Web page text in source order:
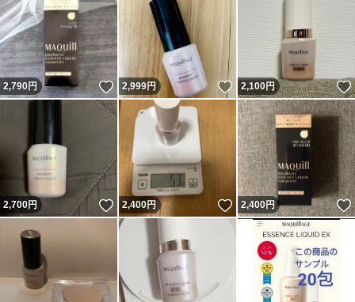
2,790円 いいね！
2,999円 いいね！
2,100円
2,700円 いいね！
2,400円 いいね！
2,400円